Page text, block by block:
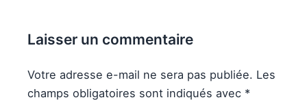
Laisser un commentaire
Votre adresse e-mail ne sera pas publiée. Les
champs obligatoires sont indiqués avec *